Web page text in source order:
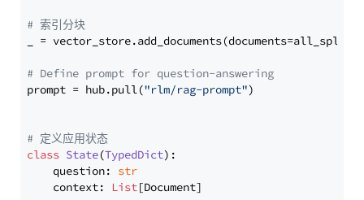
# 索引分块
_ = vector_store.add_documents(documents=all_splits)
# Define prompt for question-answering
prompt = hub.pull("rlm/rag-prompt")
# 定义应用状态
class State(TypedDict):
    question:
str
    context:
List[Document]